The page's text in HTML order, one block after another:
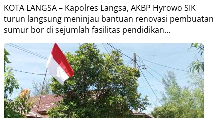
KOTA LANGSA – Kapolres Langsa, AKBP Hyrowo SIK
turun langsung meninjau bantuan renovasi pembuatan
sumur bor di sejumlah fasilitas pendidikan…